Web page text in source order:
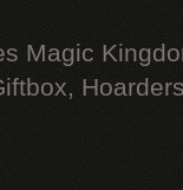
Magic